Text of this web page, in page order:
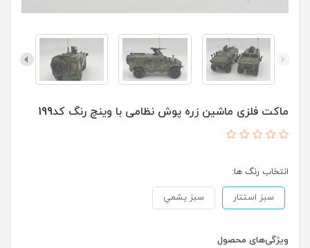
ماکت فلزی ماشین زره پوش نظامی با وینچ رنگ کد199
انتخاب رنگ ها:
سبز استتار سبز يشمي
ویژگی‌های محصول